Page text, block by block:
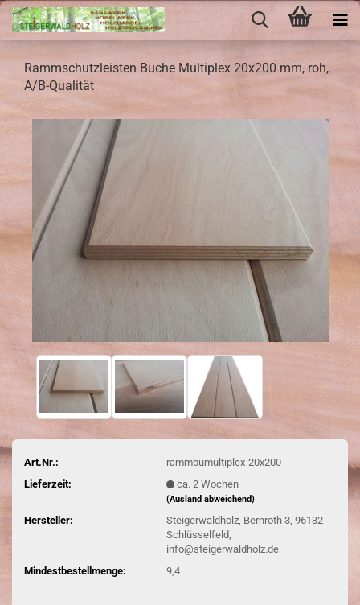
Ramm­schutz­leis­ten Buche Mul­ti­plex 20x200 mm, roh,
A/B-​Qualität
Art.Nr.:
rammbumultiplex-20x200
Lieferzeit:
ca. 2 Wochen
(Ausland abweichend)
Hersteller:
Steigerwaldholz, Bernroth 3, 96132
Schlüsselfeld,
info@steigerwaldholz.de
Mindestbestellmenge:
9,4